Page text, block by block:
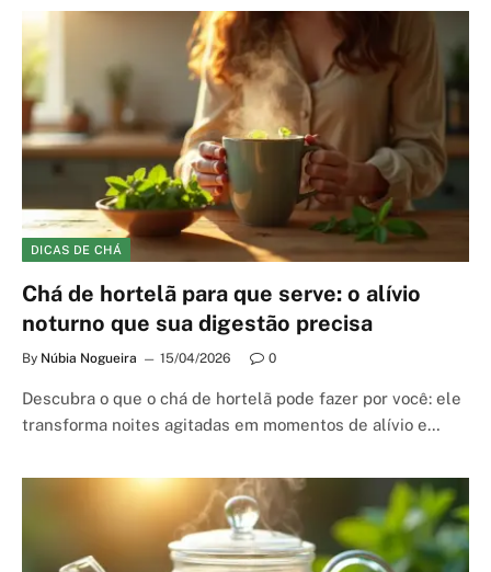
DICAS DE CHÁ
Chá de hortelã para que serve: o alívio
noturno que sua digestão precisa
By Núbia Nogueira 15/04/2026 0
Descubra o que o chá de hortelã pode fazer por você: ele
transforma noites agitadas em momentos de alívio e…